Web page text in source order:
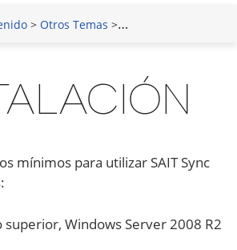
> Otros Temas > Nuevo Enlace de
mínimos para utilizar SAIT Sync
superior, Windows Server 2008 R2